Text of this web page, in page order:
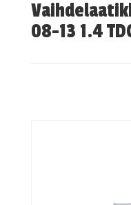
08-13 1.4